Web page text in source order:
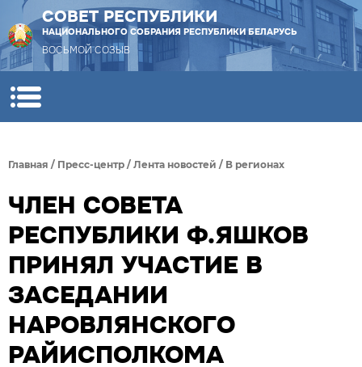
СОВЕТ РЕСПУБЛИКИ
НАЦИОНАЛЬНОГО СОБРАНИЯ РЕСПУБЛИКИ БЕЛАРУСЬ
ВОСЬМОЙ СОЗЫВ
Главная / Пресс-центр / Лента новостей / В регионах
ЧЛЕН СОВЕТА
РЕСПУБЛИКИ Ф.ЯШКОВ
ПРИНЯЛ УЧАСТИЕ В
ЗАСЕДАНИИ
НАРОВЛЯНСКОГО
РАЙИСПОЛКОМА